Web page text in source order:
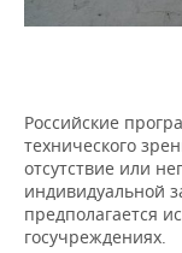
ОПК
ТРАНСПОРТ
НОВОСТИ
БИЗНЕС-
ONLINE-
ОТКРЫТАЯ
СПОРТ
ФУТБОЛ
ХОККЕЙ
БАСКЕТБОЛ
НОВОСТИ
ВЛАСТЬ
ФОТОГАЛЕРЕЯ
СЮЖЕТЫ
СПРАВОЧНИК
Российские
технического
отсутствие или
индивидуальной
предполагается
госучреждениях.